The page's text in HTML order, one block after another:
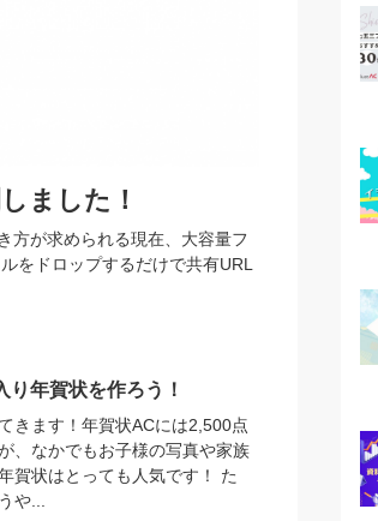
ました！
方が求められる現在、大容量フ
をドロップするだけで共有URL
年賀状を作ろう！
きます！年賀状ACには2,500点
、なかでもお子様の写真や家族
賀状はとっても人気です！ た
や...